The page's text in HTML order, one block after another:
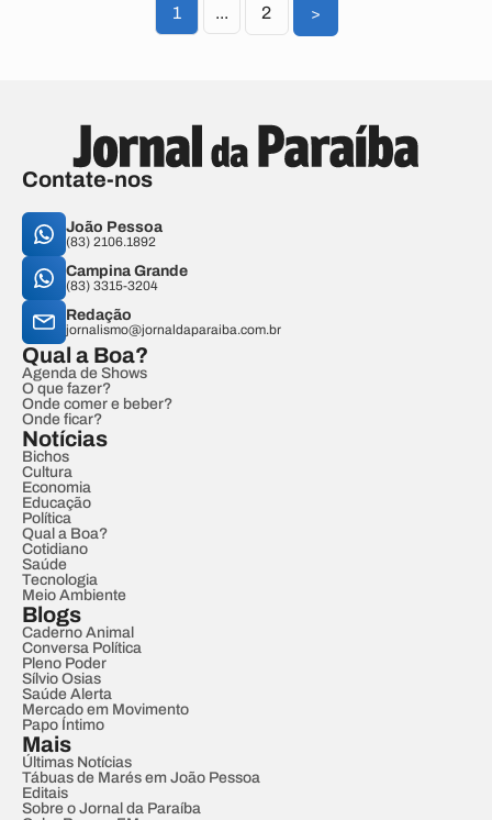
1 ... 2 >
Contate-nos
João Pessoa
(83) 2106.1892
Campina Grande
(83) 3315-3204
Redação
jornalismo@jornaldaparaiba.com.br
Qual a Boa?
Agenda de Shows
O que fazer?
Onde comer e beber?
Onde ficar?
Notícias
Bichos
Cultura
Economia
Educação
Política
Qual a Boa?
Cotidiano
Saúde
Tecnologia
Meio Ambiente
Blogs
Caderno Animal
Conversa Política
Pleno Poder
Sílvio Osias
Saúde Alerta
Mercado em Movimento
Papo Íntimo
Mais
Últimas Notícias
Tábuas de Marés em João Pessoa
Editais
Sobre o Jornal da Paraíba